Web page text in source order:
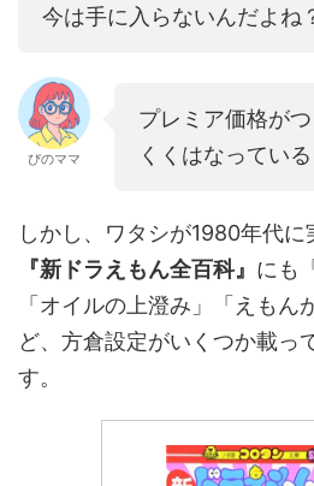
今は手に入らないんだよね
ぴのママ
プレミア価格が
くくはなっている
しかし、ワタシが1980年代に
『新ドラえもん全百科』 にも
「オイルの上澄み」「えもん
ど、方倉設定がいくつか載っ
す。